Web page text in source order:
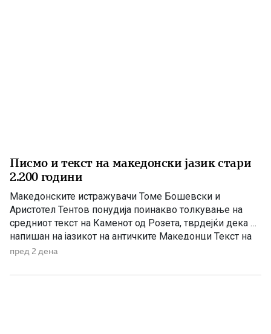
Писмо и текст на македонски јазик стари
2.200 години
Македонските истражувачи Томе Бошевски и
Аристотел Тентов понудија поинакво толкување на
средниот текст на Каменот од Розета, тврдејќи дека е
напишан на јазикот на античките Македонци Текст на
египетски камен во местото Розета е дешифриран
научници академик Томе Бошевски и проф. Аристотел
пред 2 дена